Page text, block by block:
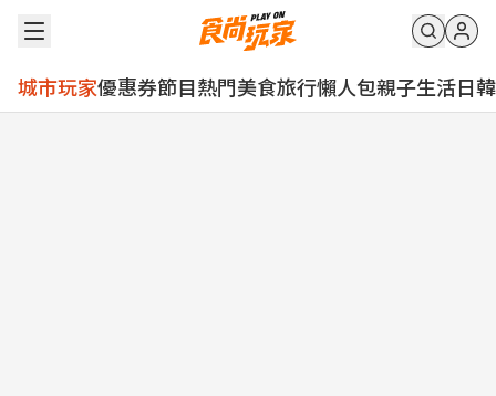
城市玩家優惠券節目熱門美食旅行懶人包親子生活日韓